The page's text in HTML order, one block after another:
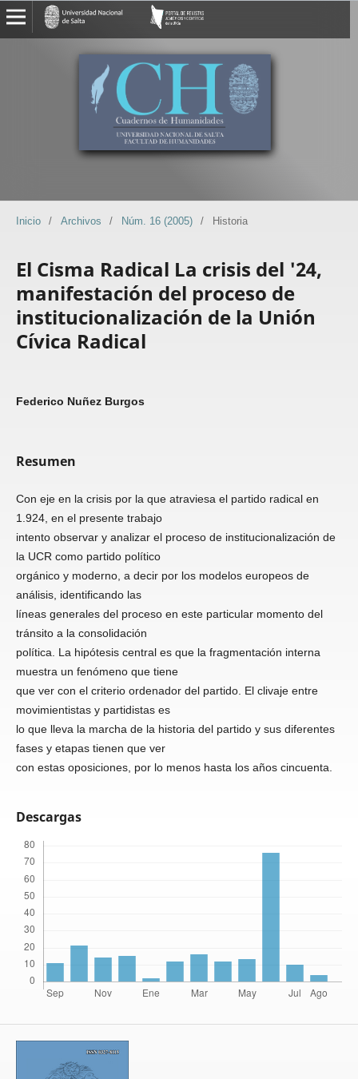
Inicio / Archivos / Núm. 16 (2005) / Historia
El Cisma Radical La crisis del '24,
manifestación del proceso de
institucionalización de la Unión
Cívica Radical
Federico Nuñez Burgos
Resumen
Con eje en la crisis por la que atraviesa el partido radical en
1.924, en el presente trabajo
intento observar y analizar el proceso de institucionalización de
la UCR como partido político
orgánico y moderno, a decir por los modelos europeos de
análisis, identificando las
líneas generales del proceso en este particular momento del
tránsito a la consolidación
política. La hipótesis central es que la fragmentación interna
muestra un fenómeno que tiene
que ver con el criterio ordenador del partido. El clivaje entre
movimientistas y partidistas es
lo que lleva la marcha de la historia del partido y sus diferentes
fases y etapas tienen que ver
con estas oposiciones, por lo menos hasta los años cincuenta.
Descargas